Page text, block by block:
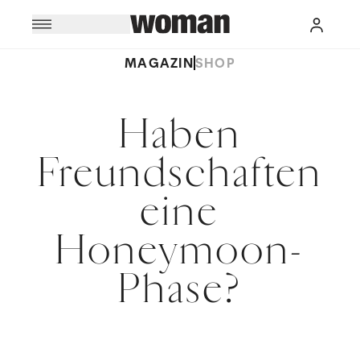
MAGAZINSHOP
Haben
Freundschaften
eine
Honeymoon-
Phase?